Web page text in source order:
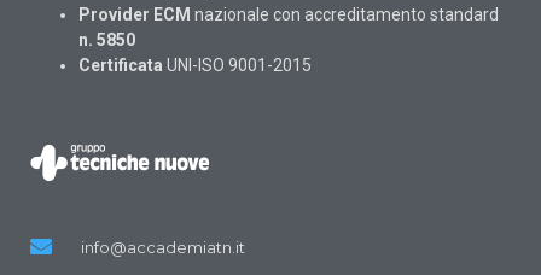
Provider ECM nazionale con accreditamento standard
n. 5850
Certificata UNI-ISO 9001-2015
info@accademiatn.it